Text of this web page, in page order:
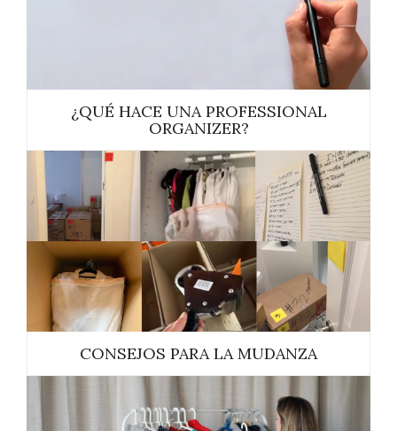
¿QUÉ HACE UNA PROFESSIONAL
ORGANIZER?
CONSEJOS PARA LA MUDANZA